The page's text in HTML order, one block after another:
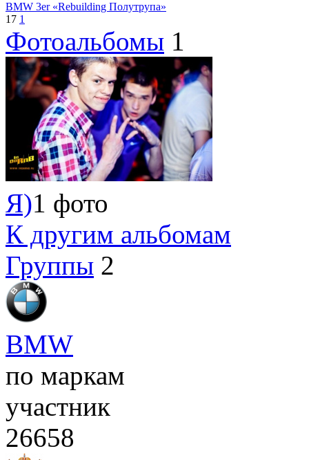
BMW 3er «Rebuilding Полутрупа»
17 1
Фотоальбомы 1
Я)1 фото
К другим альбомам
Группы 2
BMW
по маркам
участник
26658